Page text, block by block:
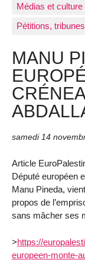
Médias et
Pétitions,
MANU
samedi 14
Article
Député européen
Manu Pineda,
propos de
sans mâcher ses
>https://
europeen-monte-